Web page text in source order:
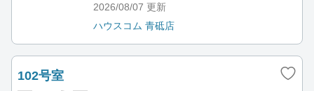
2026/08/07 更新
ハウスコム 青砥店
102号室